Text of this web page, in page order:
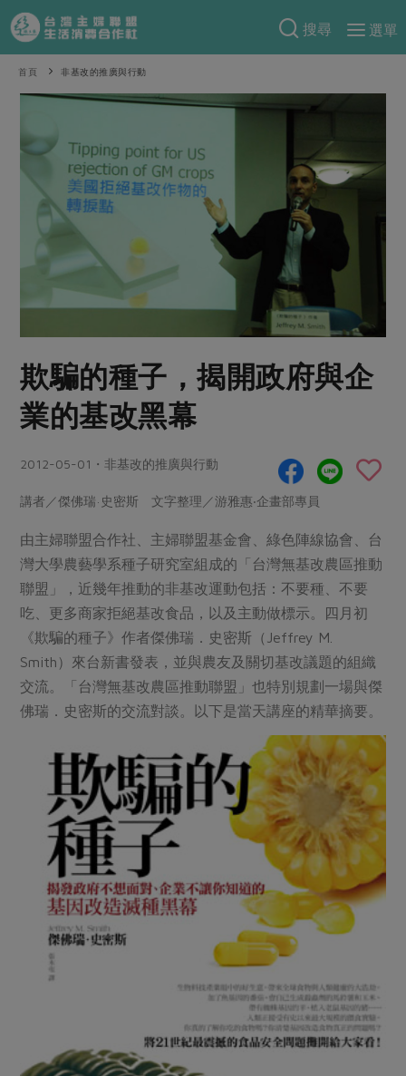
搜尋
選單
產品分類
當季蔬果
一籃菜
芽苗類 蕈菇類
辛香料類
奶蛋豆・五穀
米麵雜糧
肉品・水產
畜產肉類
調理食材・點心
調味醬料/南北貨 烘焙
休閒零嘴 沖泡飲品
保健食品
居家好物
美妝保養 個人清潔
家庭清潔 織品
防災用品
最新產品
優惠專區
素食專區
樂齡友善
食譜料理
食材
米食
麵食
蛋料理
醬料
湯品．鍋物
漬物
涼拌沙拉
飲品
主題食譜
年菜食譜
養身食補
節慶大餐
高麗菜海鮮煎餅
特別企畫
預購活動
把最好的台灣味帶回家！
防災用品預購圓滿結束
2026年端午節預購圓滿結束
當季產品
合作25-經典快閃最後一週
合作25-精選產品第四彈
合作25-精選產品第三彈
議題活動
主婦聯盟X樂齡網特約優惠案
30%rPET紅烏龍茶
2024農業發展計畫年度報告
更多議題活動
把最好的台灣味帶回家！
綠主張
觀點文章
一籃菜真心話
合作聯合國
樂齡生活 親子食育
廚房瑜伽
關注議題
減硝酸鹽 惜食
非基改運動 支持本土農糧
廢核運動 能源議題
減添加物 減塑減廢
公益金 食農教育
更多議題
生活者e週報
綠主張月刊
典藏閱覽室
關於合作社
認識合作社
合作社組織
員工與求才
產品檢驗
自主把關
硝酸鹽檢驗
社員權益
合作社法規
社務專區
選舉專區
最新消息
媒體報導
下載專區
地區活動
社務會議 地區活動
活動報下載
重要公告
首頁 非基改的推廣與行動
欺騙的種子，揭開政府與企
業的基改黑幕
2012-05-01・非基改的推廣與行動
講者／傑佛瑞·史密斯 文字整理／游雅惠‧企畫部專員
由主婦聯盟合作社、主婦聯盟基金會、綠色陣線協會、台
灣大學農藝學系種子研究室組成的「台灣無基改農區推動
聯盟」，近幾年推動的非基改運動包括：不要種、不要
吃、更多商家拒絕基改食品，以及主動做標示。四月初
《欺騙的種子》作者傑佛瑞．史密斯（Jeffrey M.
Smith）來台新書發表，並與農友及關切基改議題的組織
交流。「台灣無基改農區推動聯盟」也特別規劃一場與傑
佛瑞．史密斯的交流對談。以下是當天講座的精華摘要。